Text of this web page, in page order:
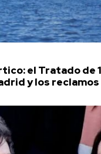
el Tratado de
y los